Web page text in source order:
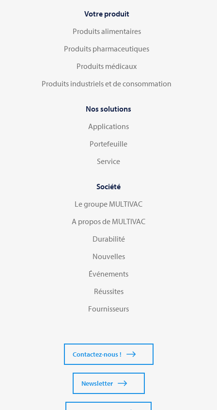
Votre produit
Produits alimentaires
Produits pharmaceutiques
Produits médicaux
Produits industriels et de consommation
Nos solutions
Applications
Portefeuille
Service
Société
Le groupe MULTIVAC
A propos de MULTIVAC
Durabilité
Nouvelles
Événements
Réussites
Fournisseurs
Contactez-nous !
Newsletter